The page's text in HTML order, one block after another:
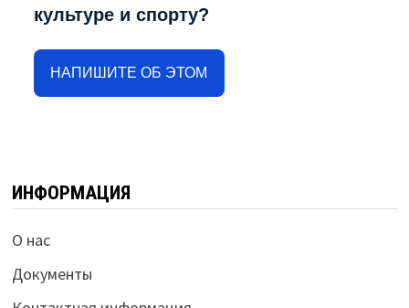
культуре и спорту?
НАПИШИТЕ ОБ ЭТОМ
ИНФОРМАЦИЯ
О нас
Документы